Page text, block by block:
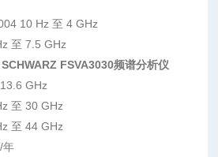
10 Hz 至 4 GHz
至 7.5 GHz
FSVA3030频谱分析仪
GHz
至 30 GHz
至 44 GHz
年